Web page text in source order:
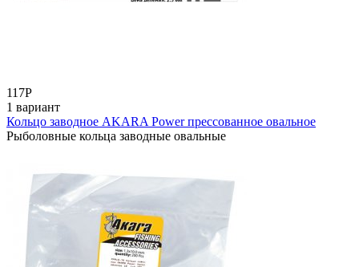
117Р
1 вариант
Кольцо заводное AKARA Power прессованное овальное
Рыболовные кольца заводные овальные